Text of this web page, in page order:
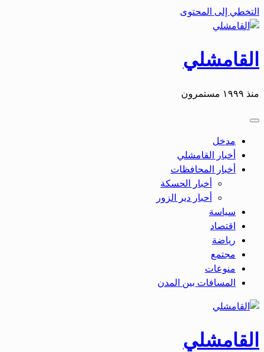
التخطي إلى المحتوى
القامشلي
منذ ١٩٩٩ مستمرون
مدخل
أخبار القامشلي
أخبار المحافظات
أخبار الحسكة
أحبار دير الزور
سياسة
اقتصاد
رياضة
مجتمع
منوعات
المسافات بين المدن
القامشلي